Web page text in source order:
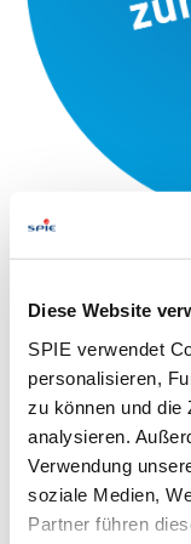
Diese Website
SPIE verwendet
personalisieren,
zu können und die
analysieren.
Verwendung
soziale Medien,
Partner führen